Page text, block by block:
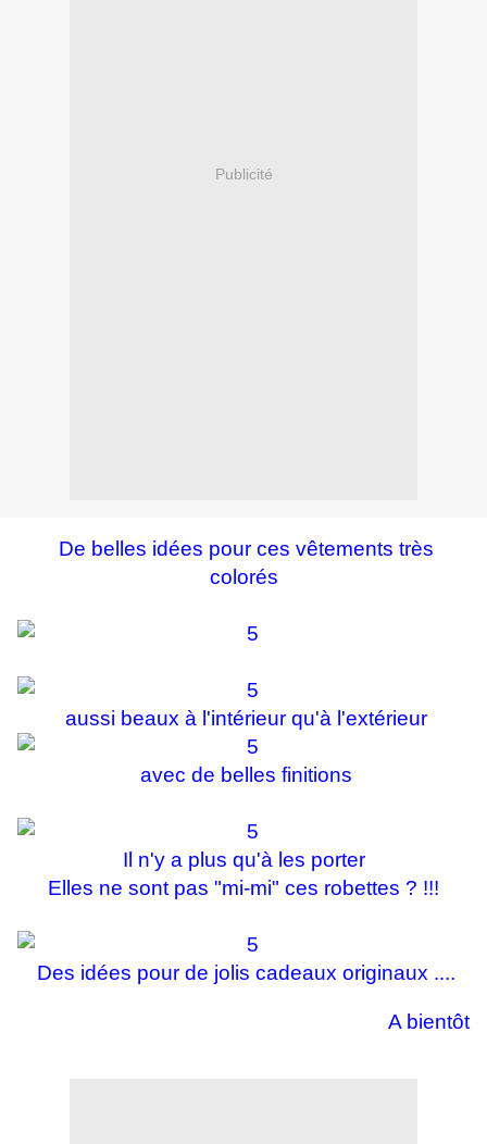
Publicité
De belles idées pour ces vêtements très
colorés
aussi beaux à l'intérieur qu'à l'extérieur
avec de belles finitions
Il n'y a plus qu'à les porter
Elles ne sont pas "mi-mi" ces robettes ? !!!
Des idées pour de jolis cadeaux originaux ....
A bientôt